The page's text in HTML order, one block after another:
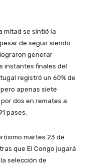
mitad se sintió la
de seguir siendo
generar
instantes finales del
registró un 60% de
apenas siete
dos en remates a
pases.
martes 23 de
que El Congo jugará
selección de